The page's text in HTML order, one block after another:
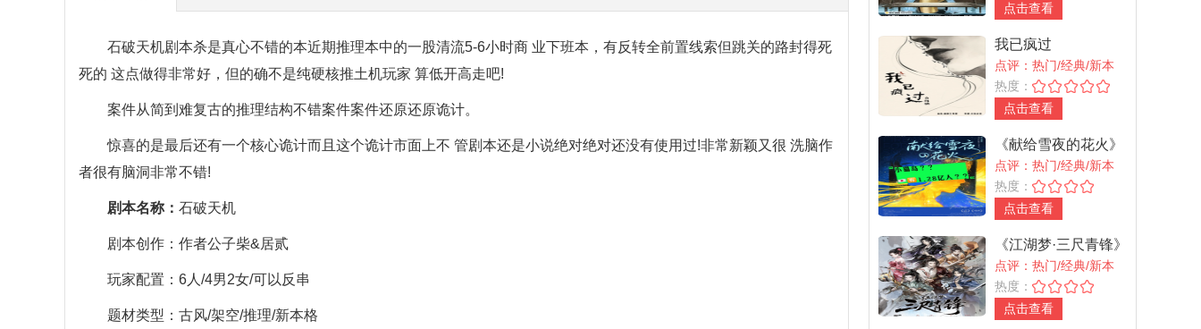
石破天机剧本杀是真心不错的本近期推理本中的一股清流5-6小时商 业下班本，有反转全前置线索但跳关的路封得死
死的 这点做得非常好，但的确不是纯硬核推土机玩家 算低开高走吧!
案件从简到难复古的推理结构不错案件案件还原还原诡计。
惊喜的是最后还有一个核心诡计而且这个诡计市面上不 管剧本还是小说绝对绝对还没有使用过!非常新颖又很 洗脑作
者很有脑洞非常不错!
剧本名称： 石破天机
剧本创作：作者公子柴&居贰
玩家配置：6人/4男2女/可以反串
题材类型：古风/架空/推理/新本格
点击查看
我已疯过
点评：热门/经典/新本
热度：
点击查看
《献给雪夜的花火》
点评：热门/经典/新本
热度：
点击查看
《江湖梦·三尺青锋》
点评：热门/经典/新本
热度：
点击查看